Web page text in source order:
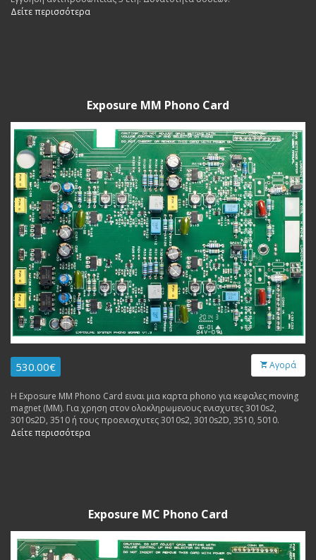
Δείτε περισσότερα
Exposure MM Phono Card
530.00€ Αγορά
Η Exposure MM Phono Card ειναι μια καρτα phono για κεφαλες moving
magnet (MM). Για χρηση στον ολοκληρωμενους ενισχυτες 3010s2,
3010s2D, 3510 ή τους προενισχυτες 3010s2, 3010s2D, 3510, 5010.
Δείτε περισσότερα
Exposure MC Phono Card